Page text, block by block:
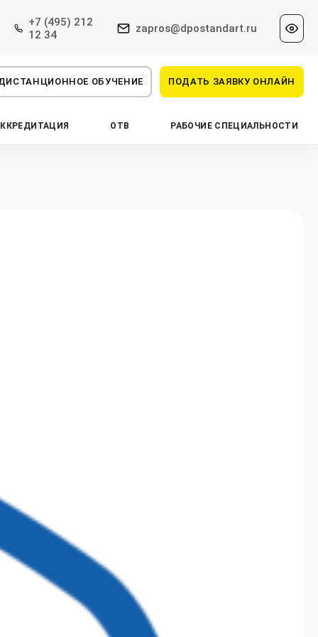
+7 (495) 212
12 34
zapros@dpostandart.ru
ОБУЧЕНИЕ ПОДАТЬ ЗАЯВКУ ОНЛАЙН
ОТВ РАБОЧИЕ СПЕЦИАЛЬНОСТИ